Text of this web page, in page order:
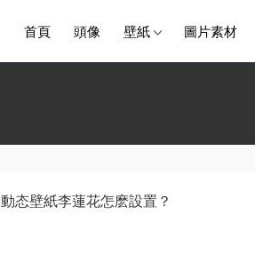
首頁 頭像 壁紙 圖片素材
動态壁紙李蓮花怎麽設置？